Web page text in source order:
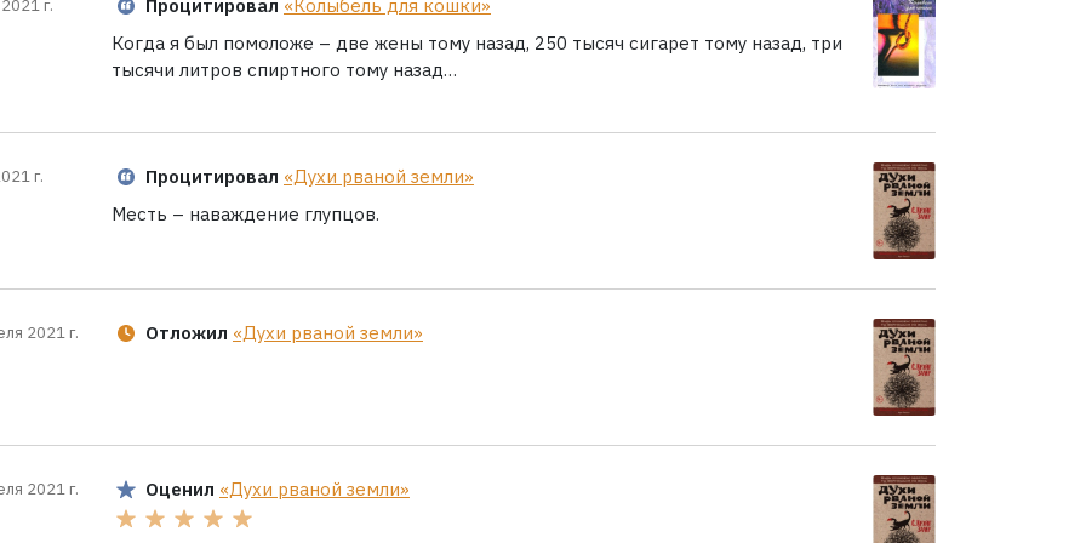
г. Процитировал «Колыбель для кошки»
Когда я был помоложе – две жены тому назад, 250 тысяч сигарет тому назад, три
тысячи литров спиртного тому назад…
г. Процитировал «Духи рваной земли»
Месть – наваждение глупцов.
2021 г. Отложил «Духи рваной земли»
2021 г. Оценил «Духи рваной земли»